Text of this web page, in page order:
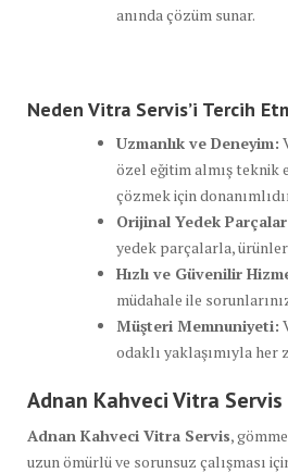
anında çözüm sunar.
Neden Vitra Servis’i Tercih
Uzmanlık ve Deneyim:
özel eğitim almış teknik
çözmek için
Orijinal Yedek
yedek parçalarla,
Hızlı ve Güvenilir
müdahale ile
Müşteri Memnuniyeti:
odaklı yaklaşımıyla her
Adnan Kahveci Vitra Servis
Adnan Kahveci Vitra Servis,
uzun ömürlü ve sorunsuz çalışması